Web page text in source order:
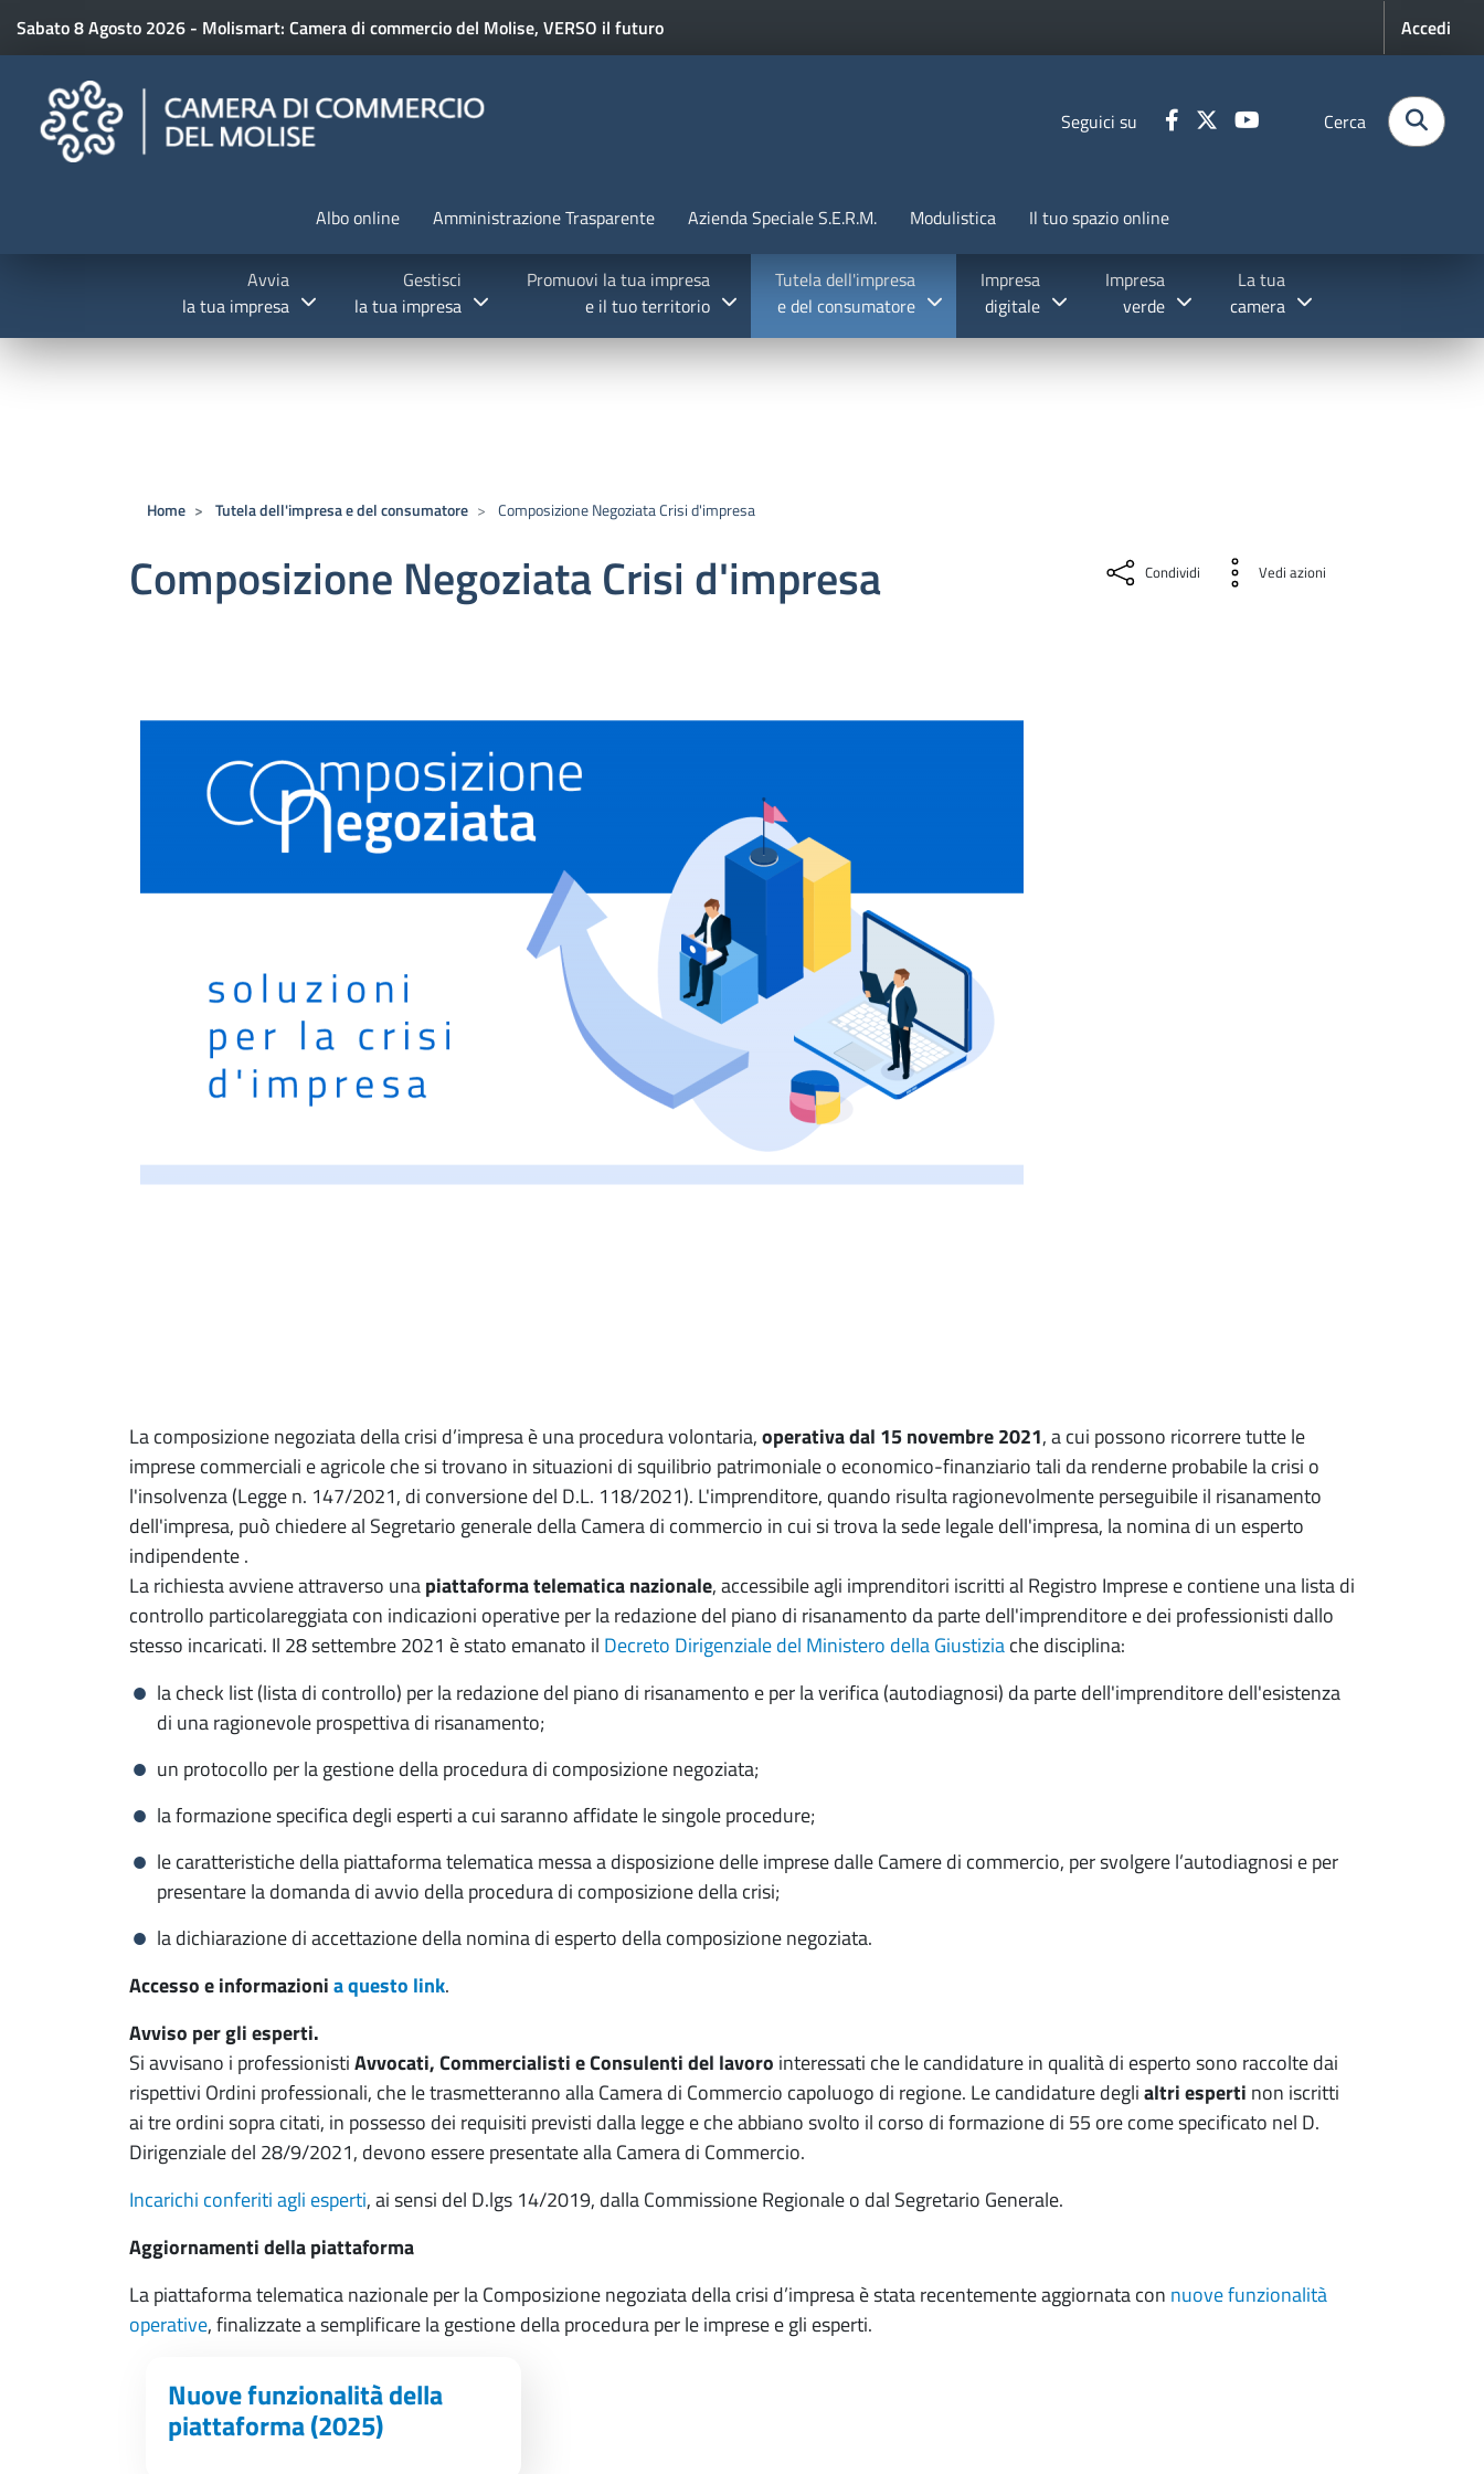
Sabato 8 Agosto 2026 - Molismart: Camera di commercio del Molise, VERSO il futuro Menu
Accedi
Seguici su Cerca
Menu Statico
Albo online Amministrazione Trasparente Azienda Speciale S.E.R.M. Modulistica Il tuo spazio online
Avvia
la tua impresa
Gestisci
la tua impresa
Promuovi la tua impresa
e il tuo territorio
Tutela dell'impresa
e del consumatore
Impresa
digitale
Impresa
verde
La tua
camera
Home Tutela dell'impresa e del consumatore Composizione Negoziata Crisi d'impresa
Composizione Negoziata Crisi d'impresa Condividi Vedi azioni
Immagine
La composizione negoziata della crisi d’impresa è una procedura volontaria,operativa dal 15 novembre 2021, a cui possono ricorrere tutte le
imprese commerciali e agricole che si trovano in situazioni di squilibrio patrimoniale o economico-finanziario tali da renderne probabile la crisi o
l'insolvenza (Legge n. 147/2021, di conversione del D.L. 118/2021). L'imprenditore, quando risulta ragionevolmente perseguibile il risanamento
dell'impresa, può chiedere al Segretario generale della Camera di commercio in cui si trova la sede legale dell'impresa, la nomina di un esperto
indipendente .
La richiesta avviene attraverso unapiattaforma telematica nazionale, accessibile agli imprenditori iscritti al Registro Imprese e contiene una lista di
controllo particolareggiata con indicazioni operative per la redazione del piano di risanamento da parte dell'imprenditore e dei professionisti dallo
stesso incaricati. Il 28 settembre 2021 è stato emanato il Decreto Dirigenziale del Ministero della Giustiziache disciplina:
la check list (lista di controllo) per la redazione del piano di risanamento e per la verifica (autodiagnosi) da parte dell'imprenditore dell'esistenza
di una ragionevole prospettiva di risanamento;
un protocollo per la gestione della procedura di composizione negoziata;
la formazione specifica degli esperti a cui saranno affidate le singole procedure;
le caratteristiche della piattaforma telematica messa a disposizione delle imprese dalle Camere di commercio, per svolgere l’autodiagnosi e per
presentare la domanda di avvio della procedura di composizione della crisi;
la dichiarazione di accettazione della nomina di esperto della composizione negoziata.
Accesso e informazionia questo link.
Avviso per gli esperti.
Si avvisano i professionistiAvvocati, Commercialisti e Consulenti del lavoro interessati che le candidature in qualità di esperto sono raccolte dai
rispettivi Ordini professionali, che le trasmetteranno alla Camera di Commercio capoluogo di regione. Le candidature deglialtri esperti non iscritti
ai tre ordini sopra citati, in possesso dei requisiti previsti dalla legge e che abbiano svolto il corso di formazione di 55 ore come specificato nel D.
Dirigenziale del 28/9/2021, devono essere presentate alla Camera di Commercio.
Incarichi conferiti agli esperti, ai sensi del D.lgs 14/2019, dalla Commissione Regionale o dal Segretario Generale.
Aggiornamenti della piattaforma
La piattaforma telematica nazionale per la Composizione negoziata della crisi d’impresa è stata recentemente aggiornata con nuove funzionalità
operative, finalizzate a semplificare la gestione della procedura per le imprese e gli esperti.
Nuove funzionalità della
piattaforma (2025)